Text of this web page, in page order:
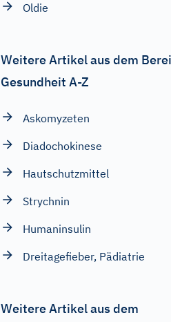
Oldie
Weitere Artikel aus dem
Gesundheit A-Z
Askomyzeten
Diadochokinese
Hautschutzmittel
Strychnin
Humaninsulin
Dreitagefieber, Pädiatrie
Weitere Artikel aus dem